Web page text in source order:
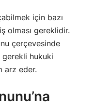
için bazı
olması gereklidir.
çerçevesinde
gerekli hukuki
arz eder.